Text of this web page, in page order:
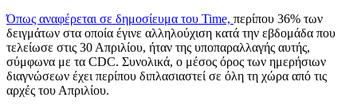
Όπως αναφέρεται σε δημοσίευμα του Time, περίπου 36% των
δειγμάτων στα οποία έγινε αλληλούχιση κατά την εβδομάδα που
τελείωσε στις 30 Απριλίου, ήταν της υποπαραλλαγής αυτής,
σύμφωνα με τα CDC. Συνολικά, ο μέσος όρος των ημερήσιων
διαγνώσεων έχει περίπου διπλασιαστεί σε όλη τη χώρα από τις
αρχές του Απριλίου.